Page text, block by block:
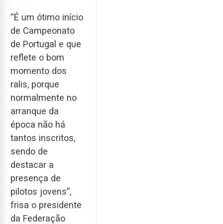
“É um ótimo início
de Campeonato
de Portugal e que
reflete o bom
momento dos
ralis, porque
normalmente no
arranque da
época não há
tantos inscritos,
sendo de
destacar a
presença de
pilotos jovens”,
frisa o presidente
da Federação